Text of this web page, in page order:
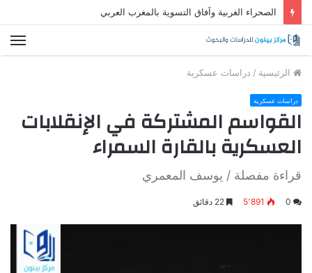
القواسم المشتركة في الإنقلابات العسكرية بالقارة السمراء
الرئيسية / دراسات عسكرية
دراسات عسكرية
القواسم المشتركة في الإنقلابات
العسكرية بالقارة السمراء
قراءة مفصلة / يوسف المعمري
0 5٬891